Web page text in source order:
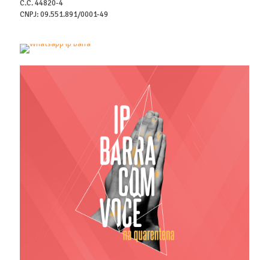
C.C. 44820-4
CNPJ: 09.551.891/0001-49